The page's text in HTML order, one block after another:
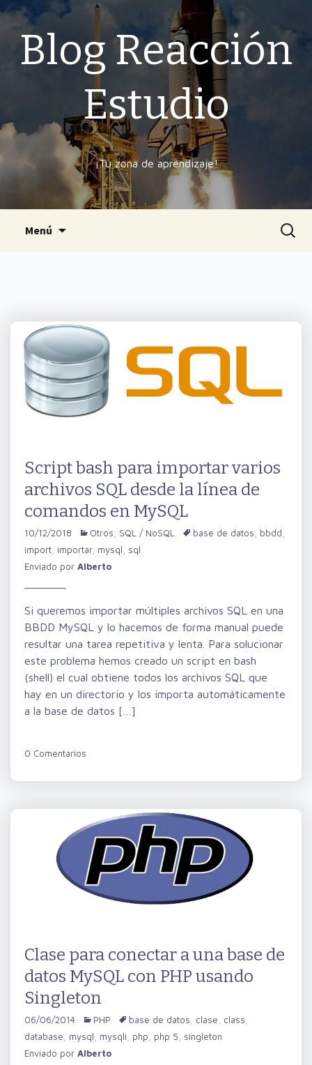
Blog Reacción
Estudio
¡Tu zona de aprendizaje!
Menú
Script bash para importar varios
archivos SQL desde la línea de
comandos en MySQL
10/12/2018 Otros SQL / NoSQL base de datos bbdd
import importar, mysql
sql
Enviado por Alberto
Si queremos importar múltiples archivos SQL en una
BBDD MySQL y lo hacemos de forma manual puede
resultar una tarea repetitiva y lenta. Para solucionar
este problema hemos creado un script en bash
(shell) el cual obtiene todos los archivos SQL que
hay en un directorio y los importa automáticamente
a la base de datos […]
0 Comentarios
Clase para conectar a una base de
datos MySQL con PHP usando
Singleton
06/06/2014 PHP base de datos clase class
database
mysql mysqli php php 5
singleton
Enviado por Alberto